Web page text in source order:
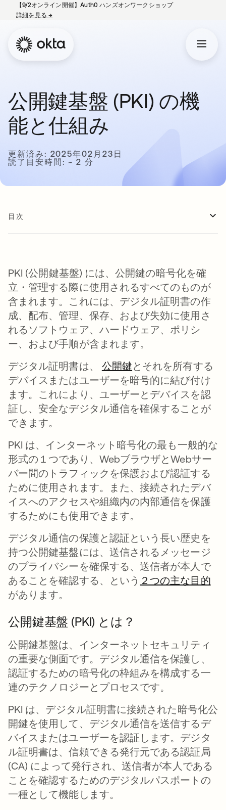
【9/2オンライン開催】Auth0 ハンズオンワークショップ
詳細を見る→
公開鍵基盤 (PKI) の機
能と仕組み
更新済み: 2025年02月23日
読了目安時間: ~ 2 分
目次
PKI (公開鍵基盤) には、公開鍵の暗号化を確
立・管理する際に使用されるすべてのものが
含まれます。これには、デジタル証明書の作
成、配布、管理、保存、および失効に使用さ
れるソフトウェア、ハードウェア、ポリシ
ー、および手順が含まれます。
デジタル証明書は、 公開鍵とそれを所有する
デバイスまたはユーザーを暗号的に結び付け
ます。これにより、ユーザーとデバイスを認
証し、安全なデジタル通信を確保することが
できます。
PKI は、インターネット暗号化の最も一般的な
形式の１つであり、WebブラウザとWebサー
バー間のトラフィックを保護および認証する
ために使用されます。また、接続されたデバ
イスへのアクセスや組織内の内部通信を保護
するためにも使用できます。
デジタル通信の保護と認証という長い歴史を
持つ公開鍵基盤には、送信されるメッセージ
のプライバシーを確保する、送信者が本人で
あることを確認する、という ２つの主な目的
があります。
公開鍵基盤 (PKI) とは？
公開鍵基盤は、インターネットセキュリティ
の重要な側面です。デジタル通信を保護し、
認証するための暗号化の枠組みを構成する一
連のテクノロジーとプロセスです。
PKI は、デジタル証明書に接続された暗号化公
開鍵を使用して、デジタル通信を送信するデ
バイスまたはユーザーを認証します。デジタ
ル証明書は、信頼できる発行元である認証局
(CA) によって発行され、送信者が本人である
ことを確認するためのデジタルパスポートの
一種として機能します。